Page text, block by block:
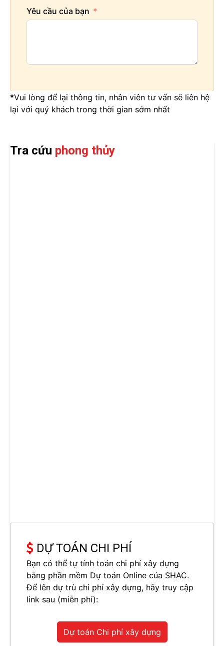
Yêu cầu của bạn
*Vui lòng để lại thông tin, nhân viên tư vấn sẽ liên hệ
lại với quý khách trong thời gian sớm nhất
Tra cứu phong thủy
DỰ TOÁN CHI PHÍ
Bạn có thể tự tính toán chi phí xây dựng
bằng phần mềm Dự toán Online của SHAC.
Để lên dự trù chi phí xây dựng, hãy truy cập
link sau (miễn phí):
Dự toán Chi phí xây dựng